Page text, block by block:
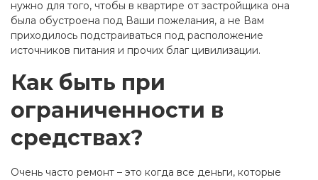
нужно для того, чтобы в квартире от застройщика она
была обустроена под Ваши пожелания, а не Вам
приходилось подстраиваться под расположение
источников питания и прочих благ цивилизации.
Как быть при
ограниченности в
средствах?
Очень часто ремонт – это когда все деньги, которые